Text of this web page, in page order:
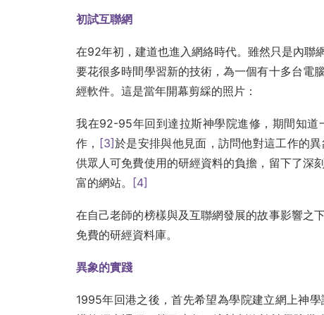
初試互聯網
在92年初，建道也進入網絡時代。雖然只是內聯
要花很多時間學習新的技術，為一個有十多台電
經軟件。這是當年開幕剪綵的照片：
我在92-95年回到達拉斯神學院進修，期間知
作， [3]於是安排與他見面，訪問他對這工作的
供眾人可免費使用的研經資料的負擔，留下了深
富的網站。
[4]
在自己老師的榜樣與及互聯網發展的故事影響之
免費的研經資料庫。
異象的實踐
1995年回港之後，首先希望為學院建立網上神